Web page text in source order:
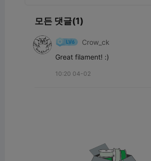
모든 댓글(1)
Crow_ck
Great filament! :)
10:20 04-02